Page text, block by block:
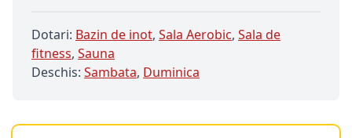
Dotari: Bazin de inot, Sala Aerobic, Sala de
fitness, Sauna
Deschis: Sambata, Duminica